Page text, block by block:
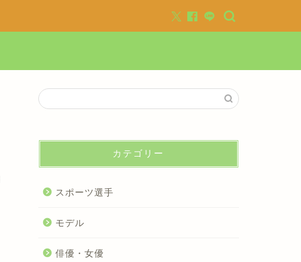
カテゴリー
スポーツ選手
モデル
俳優・女優